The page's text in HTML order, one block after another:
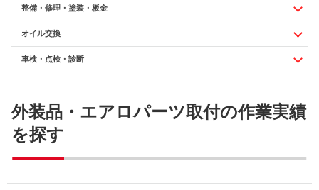
整備・修理・塗装・板金
オイル交換
車検・点検・診断
外装品・エアロパーツ取付の作業実績
を探す